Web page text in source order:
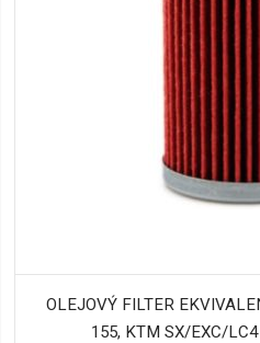
OLEJOVÝ FILTER
155, KTM SX/EXC/